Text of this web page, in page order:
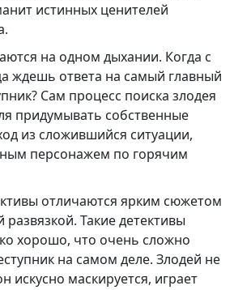
истинных ценителей
на одном дыхании. Когда с
ждешь ответа на самый главный
Сам процесс поиска злодея
придумывать собственные
из сложившийся ситуации,
персонажем по горячим
отличаются ярким сюжетом
Такие детективы
хорошо, что очень сложно
на самом деле. Злодей не
искусно маскируется, играет